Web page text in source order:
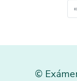
«
©